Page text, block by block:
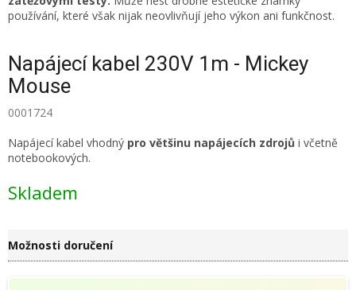
používání, které však nijak neovlivňují jeho výkon ani funkčnost.
Napájecí kabel 230V 1m - Mickey
Mouse
0001724
Napájecí kabel vhodný pro většinu napájecích zdrojů i včetně
notebookových.
Skladem
Možnosti doručení